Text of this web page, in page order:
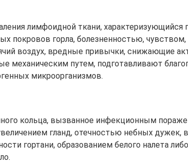
лимфоидной ткани, характеризующийся
покровов горла, болезненностью, чувством,
воздух, вредные привычки, снижающие
механическим путем, подготавливают
микроорганизмов.
кольца, вызванное инфекционным
гланд, отечностью небных дужек,
гортани, образованием белого налета